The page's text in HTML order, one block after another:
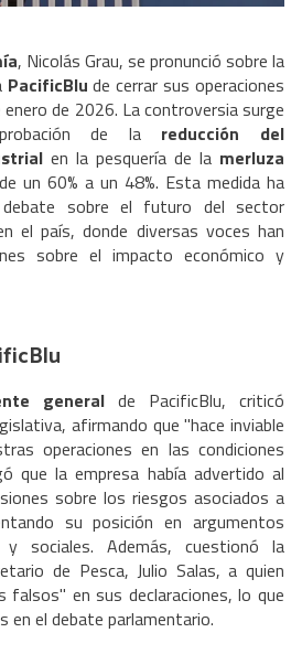
, Nicolás Grau, se pronunció sobre la
PacificBlu de cerrar sus operaciones
enero de 2026. La controversia surge
de la reducción del
en la pesquería de la merluza
un 60% a un 48%. Esta medida ha
sobre el futuro del sector
el país, donde diversas voces han
sobre el impacto económico y
general de PacificBlu, criticó
afirmando que "hace inviable
operaciones en las condiciones
que la empresa había advertido al
sobre los riesgos asociados a
su posición en argumentos
y sociales. Además, cuestionó la
de Pesca, Julio Salas, a quien
en sus declaraciones, lo que
en el debate parlamentario.